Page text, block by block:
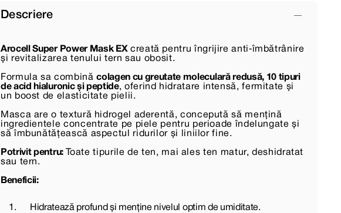
Descriere
Arocell Super Power Mask EXcreată pentru îngrijire anti‑îmbătrânire
și revitalizarea tenului tern sau obosit.
Formula sa combinăcolagen cu greutate moleculară redusă, 10 tipuri
de acid hialuronic și peptide, oferind hidratare intensă, fermitate și
un boost de elasticitate pielii.
Masca are o textură hidrogel aderentă, concepută să mențină
ingredientele concentrate pe piele pentru perioade îndelungate și
să îmbunătățească aspectul ridurilor și liniilor fine.
Potrivit pentru:
Toate tipurile de ten, mai ales ten matur, deshidratat
sau tern.
Beneficii:
Hidratează profund și menține nivelul optim de umiditate.